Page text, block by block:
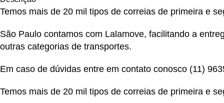
Temos mais de 20 mil tipos de correias de primeira e
São Paulo contamos com Lalamove, facilitando a
outras categorias de transportes.
Em caso de dúvidas entre em contato conosco (11)
Temos mais de 20 mil tipos de correias de primeira e